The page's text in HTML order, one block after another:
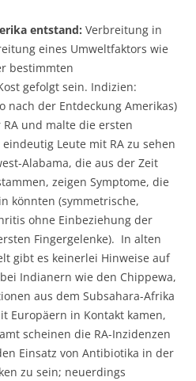
entstand: Verbreitung in
eines Umweltfaktors wie
bestimmten
gefolgt sein. Indizien:
nach der Entdeckung Amerikas)
und malte die ersten
Leute mit RA zu sehen
Alabama, die aus der Zeit
zeigen Symptome, die
könnten (symmetrische,
ohne Einbeziehung der
Fingergelenke). In alten
gibt es keinerlei Hinweise auf
bei Indianern wie den Chippewa,
aus dem Subsahara-Afrika
Europäern in Kontakt kamen,
scheinen die RA-Inzidenzen
Einsatz von Antibiotika in der
zu sein; neuerdings